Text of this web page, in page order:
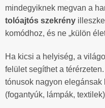
mindegyiknek megvan a
tolóajtós szekrény
komódhoz, és ne „külön
Ha kicsi a helyiség, a
felület segíthet a
tónusok nagyon
(fogantyúk, lámpák,